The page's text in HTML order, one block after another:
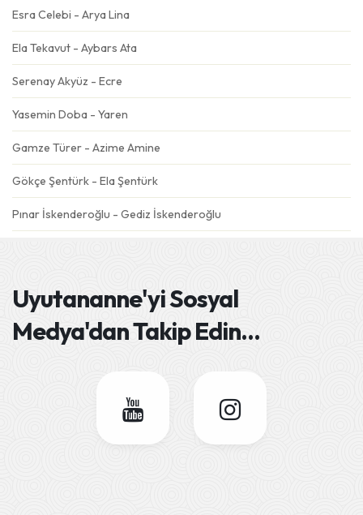
Esra Celebi - Arya Lina
Ela Tekavut - Aybars Ata
Serenay Akyüz - Ecre
Yasemin Doba - Yaren
Gamze Türer - Azime Amine
Gökçe Şentürk - Ela Şentürk
Pınar İskenderoğlu - Gediz İskenderoğlu
Deniz Eskiköy - Dolunay
Semra Dursun Ateş - Gökçe Ateş
Sümeyra Tatlısöz - Yüsra
Seher&Fatih Gören - Barış
Uyutananne'yiSosyal
Medya'dan Takip Edin...